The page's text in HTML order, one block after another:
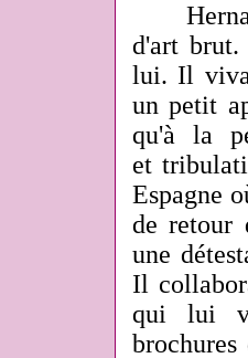
d'art brut.
lui. Il
un petit
qu'à la
et
Espagne
de retour
une
Il
qui lui